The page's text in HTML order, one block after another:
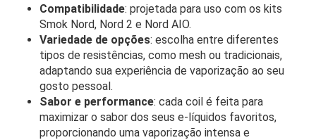
Compatibilidade: projetada para uso com os kits
Smok Nord, Nord 2 e Nord AIO.
Variedade de opções: escolha entre diferentes
tipos de resistências, como mesh ou tradicionais,
adaptando sua experiência de vaporização ao seu
gosto pessoal.
Sabor e performance: cada coil é feita para
maximizar o sabor dos seus e-líquidos favoritos,
proporcionando uma vaporização intensa e